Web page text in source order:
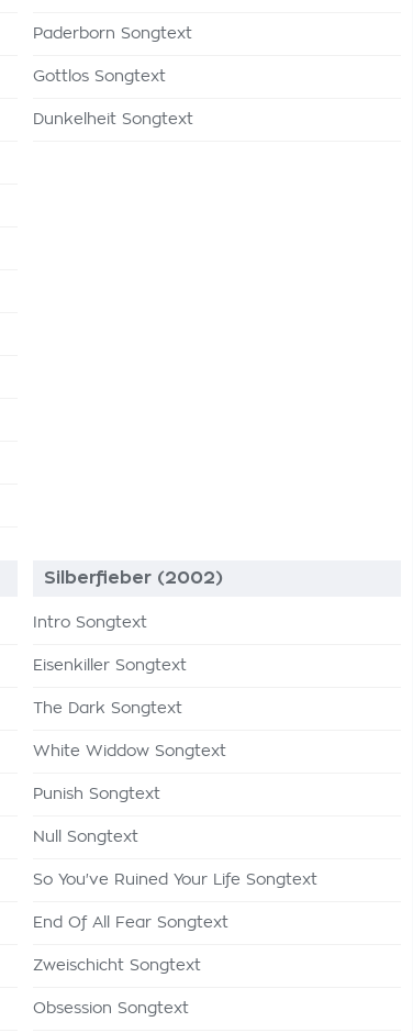
Paderborn Songtext
Gottlos Songtext
Dunkelheit Songtext
Silberfieber (2002)
Intro Songtext
Eisenkiller Songtext
The Dark Songtext
White Widdow Songtext
Punish Songtext
Null Songtext
So You've Ruined Your Life Songtext
End Of All Fear Songtext
Zweischicht Songtext
Obsession Songtext